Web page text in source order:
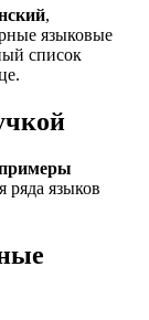
,
языковые
список
ряда языков